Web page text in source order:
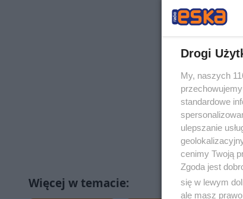
Drogi
My, naszych
standardowe
ulepszanie
cenimy Twoją
Zgoda jest
się w lewym
ale masz